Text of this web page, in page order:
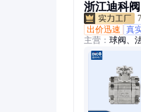
浙江迪科
出价迅速
真
主营： 球阀、
回阀、截止阀
三通高平台螺
法兰球阀、一
溶胶手动球阀
阀、螺纹球阀